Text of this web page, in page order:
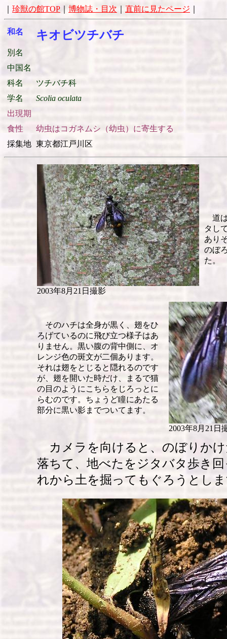
珍獣の館TOP 博物誌・目次 直前に見たページ
和名 キオビツチバチ
別名
中国名
科名
ツチバチ科
学名
Scolia oculata
出現期
食性
幼虫はコガネムシ（幼虫）に寄生する
採集地 東京都江戸川区
2003年8月21日撮影
道ば
タし
あり
のぼ
た。
そのハチは全身が黒く、翅をひ
ろげているのに飛び立つ様子はあ
りません。黒い腹の背中側に、オ
レンジ色の斑文が二個あります。
それは翅をとじると隠れるのです
が、翅を開いた時だけ、まるで猫
の目のようにこちらをじろっとに
らむのです。ちょうど瞳にあたる
部分に黒い影までついてます。
2003年8月21日
カメラを向けると、のぼりか
落ちて、地べたをジタバタ歩き
れから土を掘ってもぐろうとし